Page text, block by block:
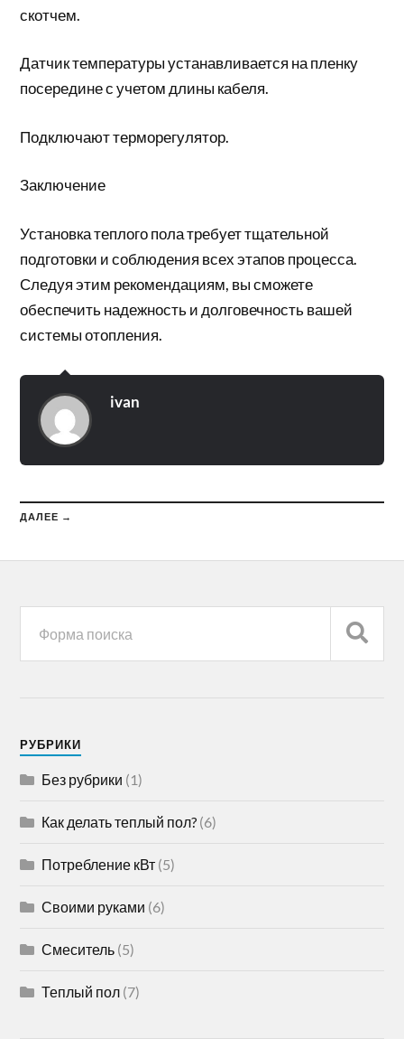
скотчем.
Датчик температуры устанавливается на пленку
посередине с учетом длины кабеля.
Подключают терморегулятор.
Заключение
Установка теплого пола требует тщательной
подготовки и соблюдения всех этапов процесса.
Следуя этим рекомендациям, вы сможете
обеспечить надежность и долговечность вашей
системы отопления.
ivan
ДАЛЕЕ →
РУБРИКИ
Без рубрики (1)
Как делать теплый пол? (6)
Потребление кВт (5)
Своими руками (6)
Смеситель (5)
Теплый пол (7)